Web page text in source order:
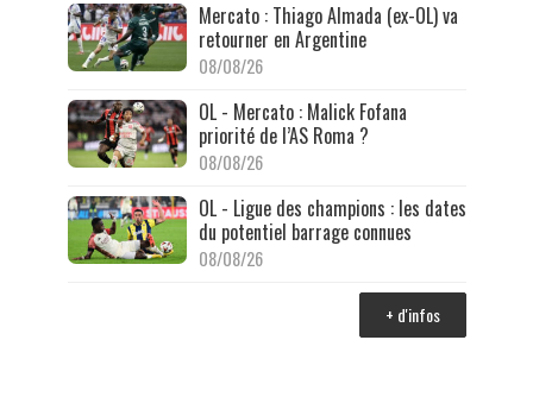
Mercato : Thiago Almada (ex-OL) va
retourner en Argentine
08/08/26
OL - Mercato : Malick Fofana
priorité de l’AS Roma ?
08/08/26
OL - Ligue des champions : les dates
du potentiel barrage connues
08/08/26
+ d'infos